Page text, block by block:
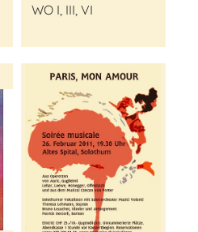
WO I, III, VI